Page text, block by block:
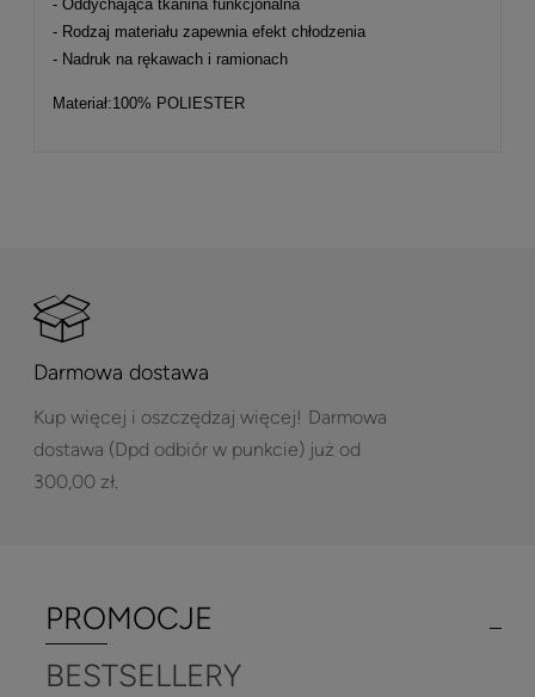
- Oddychająca tkanina funkcjonalna
- Rodzaj materiału zapewnia efekt chłodzenia
- Nadruk na rękawach i ramionach
Materiał:100% POLIESTER
Darmowa dostawa
Kup więcej i oszczędzaj więcej! Darmowa
dostawa (Dpd odbiór w punkcie) już od
300,00 zł.
PROMOCJE
BESTSELLERY